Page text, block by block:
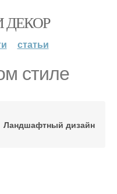
ДЕКОР
статьи
стиле
Ландшафтный дизайн